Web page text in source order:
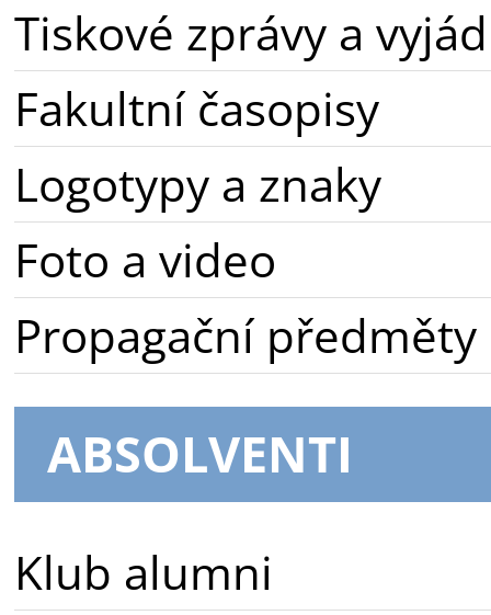
Tiskové zprávy a
Fakultní časopisy
Logotypy a znaky
Foto a video
Propagační předměty
ABSOLVENTI
Klub alumni